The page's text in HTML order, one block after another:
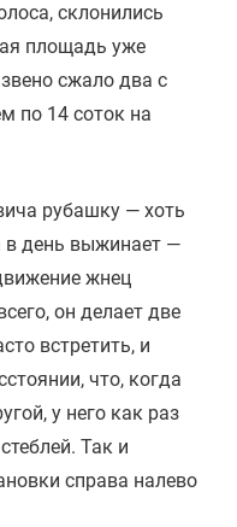
склонились
площадь уже
сжало два с
по 14 соток на
рубашку — хоть
в день выжинает —
жнец
он делает две
встретить, и
что, когда
у него как раз
Так и
справа налево